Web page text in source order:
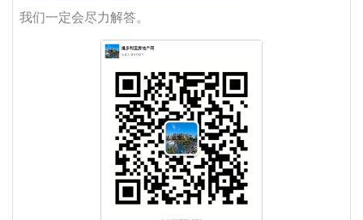
我们一定会尽力解答。